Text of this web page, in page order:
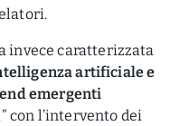
invece caratterizzata
artificiale e
emergenti
con l’intervento dei